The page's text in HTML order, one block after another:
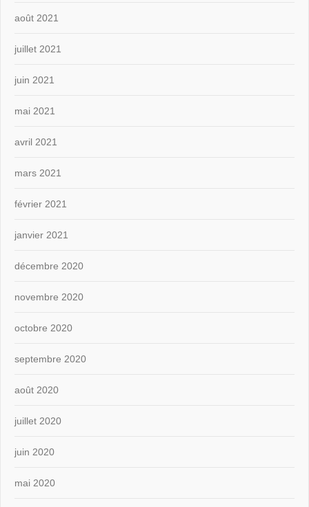
août 2021
juillet 2021
juin 2021
mai 2021
avril 2021
mars 2021
février 2021
janvier 2021
décembre 2020
novembre 2020
octobre 2020
septembre 2020
août 2020
juillet 2020
juin 2020
mai 2020